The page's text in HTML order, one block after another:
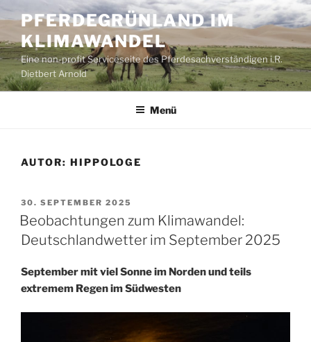
Inhalt
springen
PFERDEGRÜNLAND IM
KLIMAWANDEL
Eine non-profit Serviceseite des Pferdesachverständigen i.R.
Dietbert Arnold
Menü
AUTOR: HIPPOLOGE
VERÖFFENTLICHT
AM
30. SEPTEMBER 2025
Beobachtungen zum Klimawandel:
Deutschlandwetter im September 2025
September mit viel Sonne im Norden und teils
extremem Regen im Südwesten